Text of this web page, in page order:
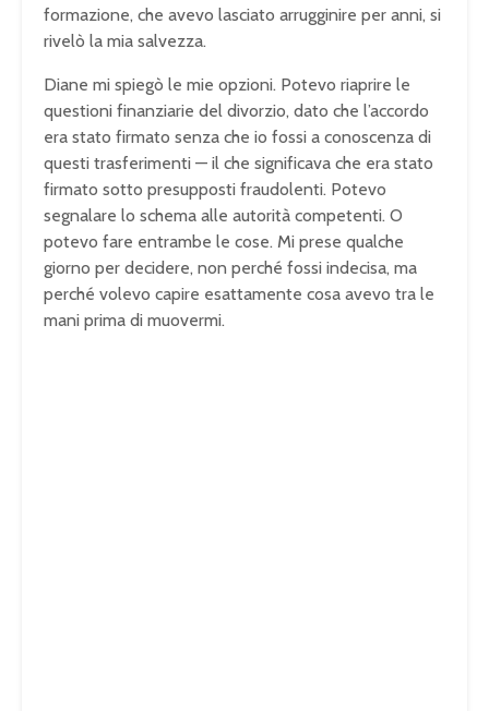
formazione, che avevo lasciato arrugginire per anni, si
rivelò la mia salvezza.
Diane mi spiegò le mie opzioni. Potevo riaprire le
questioni finanziarie del divorzio, dato che l’accordo
era stato firmato senza che io fossi a conoscenza di
questi trasferimenti — il che significava che era stato
firmato sotto presupposti fraudolenti. Potevo
segnalare lo schema alle autorità competenti. O
potevo fare entrambe le cose. Mi prese qualche
giorno per decidere, non perché fossi indecisa, ma
perché volevo capire esattamente cosa avevo tra le
mani prima di muovermi.